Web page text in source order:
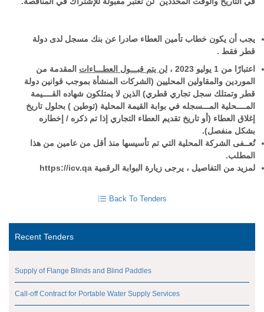
يجب أن يكون خطاب تأمين العطاء صادرا عن بنك مسجل لدى دولة
قطر فقط .
اعتبارًا من 1 يوليو 2023 ،
لن يتم قبـــول العطـــاءات المقدمة من
الموردين والمقاولين المحليين (الشركات المنشأة بموجب قوانين دولة
قطر وتمتلك سجل تجاري قطري) الذين لا يمتلكون شهاده القــــيمة
المــــحلية المـــسجله في بوابة القيمة المحلية (توطين ) بحلول تاريخ
إغلاق العطاء (أو تاريخ تقديم العطاء التجاري إذا تم ذكره / إخطاره
بشكل منفصل).
تُعــفى الشركة المحلية التي تم تأسيسها منذ أقل من عامين من هذا
المطلب.
لمزيد من التفاصيل ، يرجى زيارة البوابة الرقمية https://icv.qa
Back To Tenders
Recent Tenders
Supply of Flange Blinds and Blind Paddles
Call-off Contract for Portable Water Supply Services